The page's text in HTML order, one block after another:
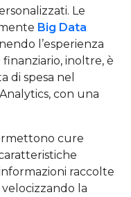
Le
Big Data
l’esperienza
inoltre, è
di spesa nel
con una
cure
raccolte
la